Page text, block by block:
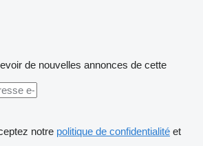
de nouvelles annonces de cette
notre politique de confidentialité et